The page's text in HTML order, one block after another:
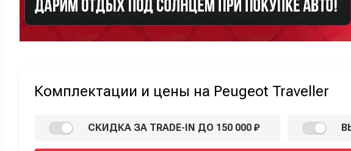
Комплектации и цены на Peugeot Traveller
СКИДКА ЗА TRADE-IN ДО 150 000 ₽